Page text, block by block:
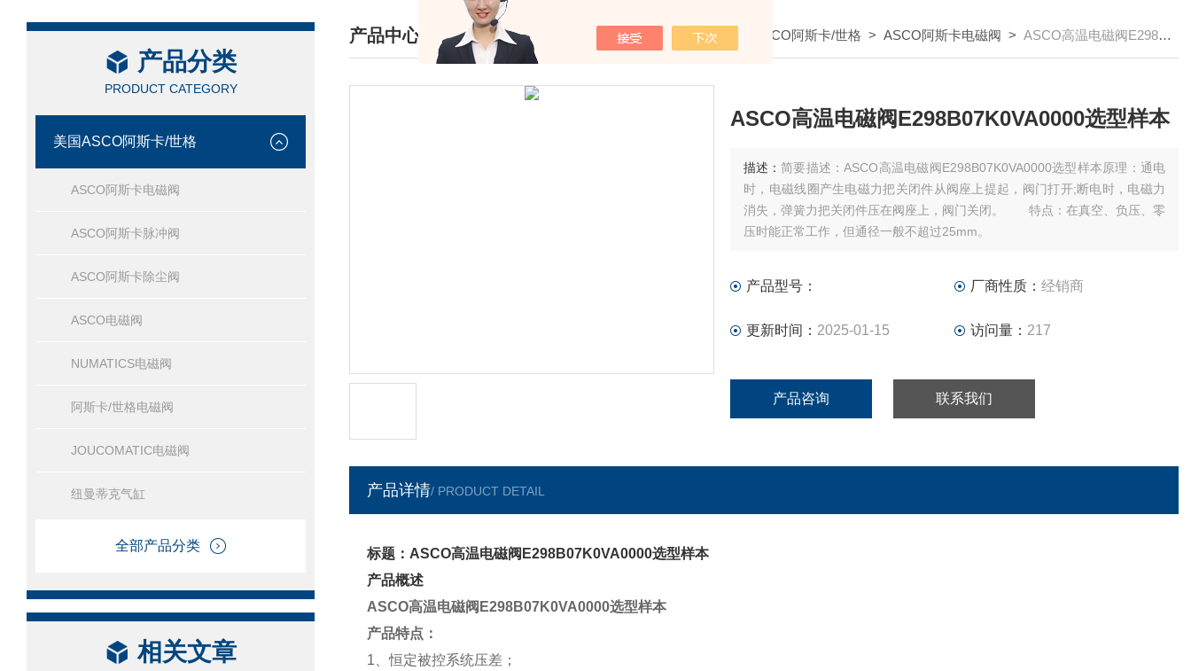
产品分类
PRODUCT CATEGORY
美国ASCO阿斯卡/世格
ASCO阿斯卡电磁阀
ASCO阿斯卡脉冲阀
ASCO阿斯卡除尘阀
ASCO电磁阀
NUMATICS电磁阀
阿斯卡/世格电磁阀
JOUCOMATIC电磁阀
纽曼蒂克气缸
全部产品分类
相关文章
产品中心
/ PRODUCTS CENTER
首页> 产品中心> 美国ASCO阿斯卡/世格 >ASCO阿斯卡电磁阀 >ASCO高温电磁阀E298B07K0VA0000选型样本
ASCO高温电磁阀E298B07K0VA0000选型样本
描述： 简要描述：ASCO高温电磁阀E298B07K0VA0000选型样本原理：通电
时，电磁线圈产生电磁力把关闭件从阀座上提起，阀门打开;断电时，电磁力
消失，弹簧力把关闭件压在阀座上，阀门关闭。 特点：在真空、负压、零
压时能正常工作，但通径一般不超过25mm。
产品型号： 厂商性质： 经销商
更新时间： 2025-01-15 访问量： 217
产品咨询 联系我们
产品详情/ PRODUCT DETAIL
标题：ASCO高温电磁阀E298B07K0VA0000选型样本
产品概述
ASCO高温电磁阀E298B07K0VA0000选型样本
产品特点：
1、恒定被控系统压差；